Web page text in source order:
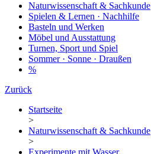
Naturwissenschaft & Sachkunde
Spielen & Lernen · Nachhilfe
Basteln und Werken
Möbel und Ausstattung
Turnen, Sport und Spiel
Sommer · Sonne · Draußen
%
Zurück
Startseite
>
Naturwissenschaft & Sachkunde
>